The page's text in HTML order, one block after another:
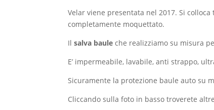
Velar viene presentata nel 2017. Si
completamente moquettato.
Ilsalva baule che realizziamo su misura
E’ impermeabile, lavabile, anti strappo,
Sicuramente la protezione baule auto su
Cliccando sulla foto in basso troverete